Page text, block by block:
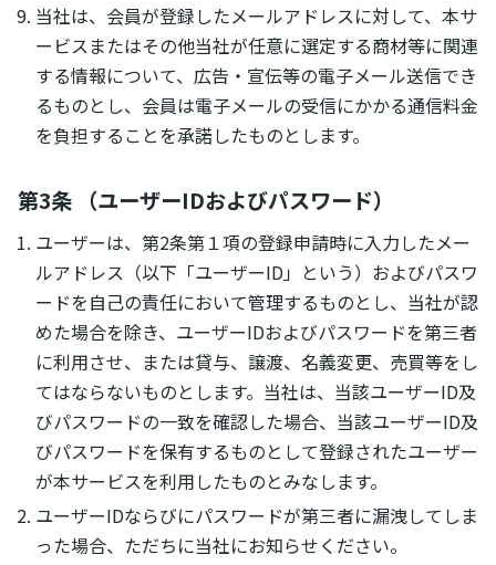
当社は、会員が登録したメールアドレスに対して、本サ
ービスまたはその他当社が任意に選定する商材等に関連
する情報について、広告・宣伝等の電子メール送信でき
るものとし、会員は電子メールの受信にかかる通信料金
を負担することを承諾したものとします。
第3条 （ユーザーIDおよびパスワード）
ユーザーは、第2条第１項の登録申請時に入力したメー
ルアドレス（以下「ユーザーID」という）およびパスワ
ードを自己の責任において管理するものとし、当社が認
めた場合を除き、ユーザーIDおよびパスワードを第三者
に利用させ、または貸与、譲渡、名義変更、売買等をし
てはならないものとします。当社は、当該ユーザーID及
びパスワードの一致を確認した場合、当該ユーザーID及
びパスワードを保有するものとして登録されたユーザー
が本サービスを利用したものとみなします。
ユーザーIDならびにパスワードが第三者に漏洩してしま
った場合、ただちに当社にお知らせください。